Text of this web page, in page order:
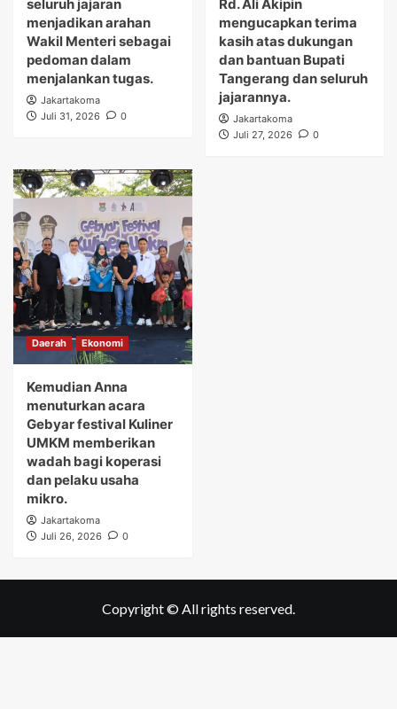
seluruh jajaran
menjadikan arahan
Wakil Menteri sebagai
pedoman dalam
menjalankan tugas.
Jakartakoma
Juli 31, 2026
0
Rd. Ali Akipin
mengucapkan terima
kasih atas dukungan
dan bantuan Bupati
Tangerang dan seluruh
jajarannya.
Jakartakoma
Juli 27, 2026
0
Daerah Ekonomi
Kemudian Anna
menuturkan acara
Gebyar festival Kuliner
UMKM memberikan
wadah bagi koperasi
dan pelaku usaha
mikro.
Jakartakoma
Juli 26, 2026
0
Copyright © All rights reserved.